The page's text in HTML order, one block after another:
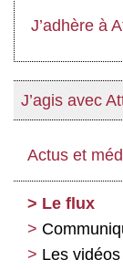
J’adhère à
J’agis avec
Actus et
Le flux
Les vidéos